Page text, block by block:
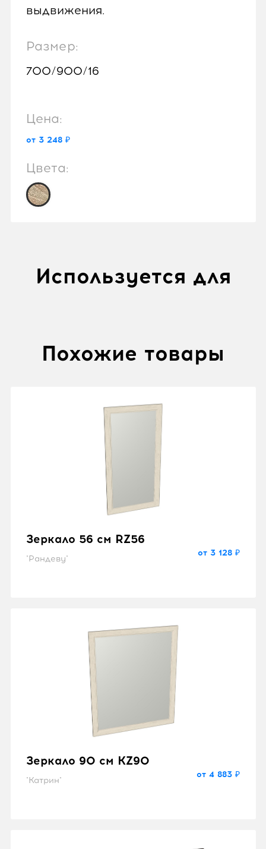
выдвижения.
Размер:
700/900/16
Цена:
от 3 248 ₽
Цвета:
Используется для
Похожие товары
Зеркало 56 см RZ56
"Рандеву"
от 3 128 ₽
Зеркало 90 см KZ90
"Катрин"
от 4 883 ₽